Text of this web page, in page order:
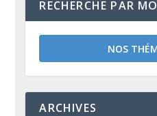
RECHERCHE PAR
NOS
ARCHIVES